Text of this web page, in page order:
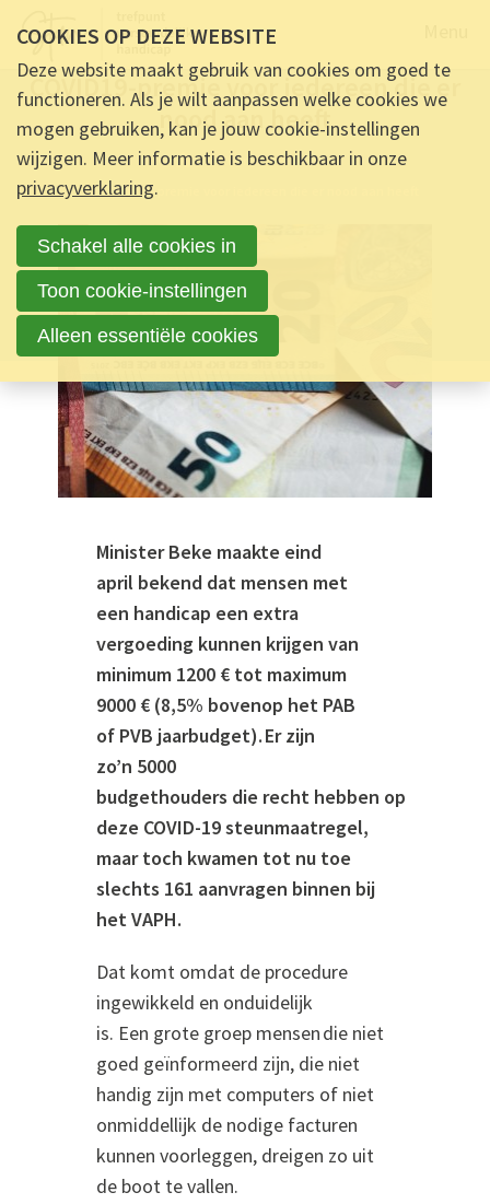
COVID19-premie voor iedereen die er
nood aan heeft
Ontmoet & Deel
COVID19-premie voor iedereen die er nood aan heeft
Minister Beke maakte eind
april bekend dat mensen met
een handicap een extra
vergoeding kunnen krijgen van
minimum 1200 € tot maximum
9000 € (8,5% bovenop het PAB
of PVB jaarbudget).Er zijn
zo’n 5000
budgethouders die recht hebben op
deze COVID-19 steunmaatregel,
maar toch kwamen tot nu toe
slechts 161 aanvragen binnen bij
het VAPH.
Dat komt omdat de procedure
ingewikkeld en onduidelijk
is. Een grote groep mensen die niet
goed geïnformeerd zijn, die niet
handig zijn met computers of niet
onmiddellijk de nodige facturen
kunnen voorleggen, dreigen zo uit
de boot te vallen.
COOKIES OP DEZE WEBSITE
Deze website maakt gebruik van cookies om goed te
functioneren. Als je wilt aanpassen welke cookies we
mogen gebruiken, kan je jouw cookie-instellingen
wijzigen. Meer informatie is beschikbaar in onze
privacyverklaring.
Schakel alle cookies in
Toon cookie-instellingen
Alleen essentiële cookies